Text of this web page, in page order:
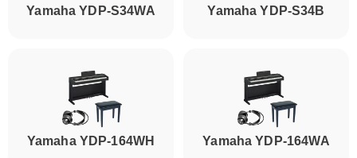
Yamaha YDP-S34WA Yamaha YDP-S34B
Yamaha YDP-164WH Yamaha YDP-164WA